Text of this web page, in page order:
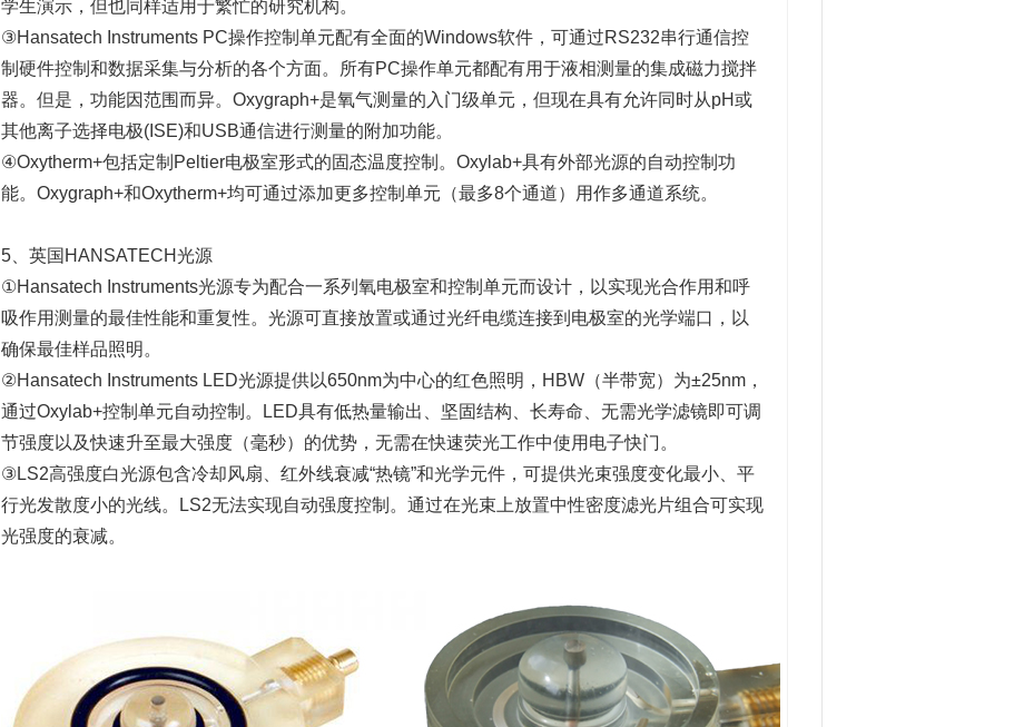
学生演示，但也同样适用于繁忙的研究机构。
③Hansatech Instruments PC操作控制单元配有全面的Windows软件，可通过RS232串行通信控
制硬件控制和数据采集与分析的各个方面。所有PC操作单元都配有用于液相测量的集成磁力搅拌
器。但是，功能因范围而异。Oxygraph+是氧气测量的入门级单元，但现在具有允许同时从pH或
其他离子选择电极(ISE)和USB通信进行测量的附加功能。
④Oxytherm+包括定制Peltier电极室形式的固态温度控制。Oxylab+具有外部光源的自动控制功
能。Oxygraph+和Oxytherm+均可通过添加更多控制单元（最多8个通道）用作多通道系统。
5、英国HANSATECH光源
①Hansatech Instruments光源专为配合一系列氧电极室和控制单元而设计，以实现光合作用和呼
吸作用测量的最佳性能和重复性。光源可直接放置或通过光纤电缆连接到电极室的光学端口，以
确保最佳样品照明。
②Hansatech Instruments LED光源提供以650nm为中心的红色照明，HBW（半带宽）为±25nm，
通过Oxylab+控制单元自动控制。LED具有低热量输出、坚固结构、长寿命、无需光学滤镜即可调
节强度以及快速升至最大强度（毫秒）的优势，无需在快速荧光工作中使用电子快门。
③LS2高强度白光源包含冷却风扇、红外线衰减“热镜”和光学元件，可提供光束强度变化最小、平
行光发散度小的光线。LS2无法实现自动强度控制。通过在光束上放置中性密度滤光片组合可实现
光强度的衰减。